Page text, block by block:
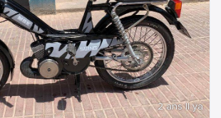
2 ans Il ya